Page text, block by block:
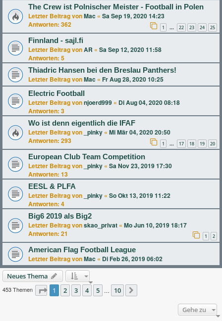
The Crew ist Polnischer Meister - Football in Polen
Letzter Beitrag vonMac « Sa Sep 19, 2020 14:23
Antworten: 362 1 … 22 23 24 25
Finnland - sajl.fi
Letzter Beitrag vonAR « Sa Sep 12, 2020 11:58
Antworten: 5
Thiadric Hansen bei den Breslau Panthers!
Letzter Beitrag vonMac « Fr Aug 28, 2020 10:25
Electric Football
Letzter Beitrag vonnjoerd999 « Di Aug 04, 2020 08:18
Antworten: 3
Wo ist denn eigentlich die IFAF
Letzter Beitrag von _pinky « Mi Mär 04, 2020 20:50
Antworten: 293 1 … 17 18 19 20
European Club Team Competition
Letzter Beitrag von _pinky « Sa Nov 23, 2019 17:30
Antworten: 13
EESL & PLFA
Letzter Beitrag von _pinky « So Okt 13, 2019 11:22
Antworten: 4
Big6 2019 als Big2
Letzter Beitrag vonskao_privat « Mo Jun 10, 2019 18:17
Antworten: 21 1 2
American Flag Football League
Letzter Beitrag vonMac « Di Feb 26, 2019 06:02
Neues Thema
453 Themen Seite1 von 10
1 2 3 4 5 … 10
Gehe zu